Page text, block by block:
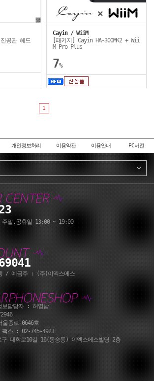
공관 헤드
Cayin / WiiM
[패키지] Cayin HA-300MK2 + Wii
M Pro Plus
7%
1
개인정보처리 이용약관 이용안내 PC버전
말,공휴일 13:00 ~ 19:00
/ 예금주 : (주)이엑스에스
담당자 : 허영남
종로-0646호
스 : 02-745-4923
대학로10길 16(동숭동) 이엑스에스빌딩 2층